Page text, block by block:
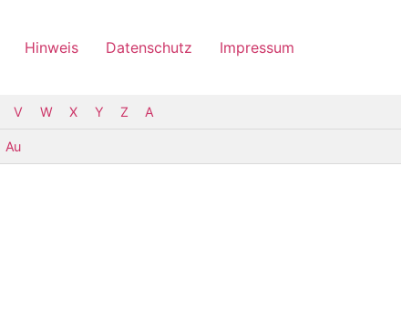
Hinweis Datenschutz Impressum
V W X Y Z Α
Au